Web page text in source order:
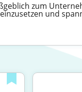
zum
und